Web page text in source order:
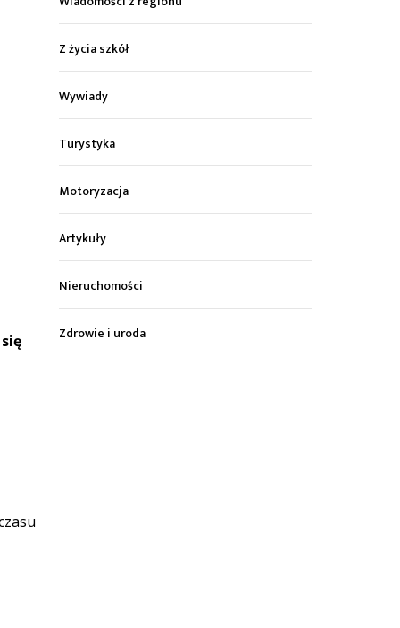
Z życia szkół
Wywiady
Turystyka
Motoryzacja
Artykuły
Nieruchomości
Zdrowie i uroda